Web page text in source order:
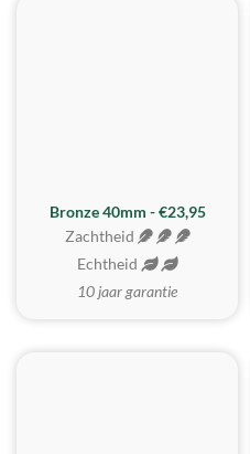
Bronze 40mm - €23,95
Zachtheid
Echtheid
10 jaar garantie